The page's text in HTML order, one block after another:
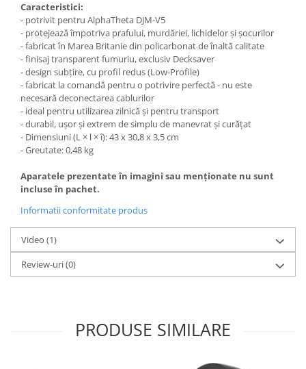
Caracteristici:
- potrivit pentru AlphaTheta DJM-V5
- protejează împotriva prafului, murdăriei, lichidelor și șocurilor
- fabricat în Marea Britanie din policarbonat de înaltă calitate
- finisaj transparent fumuriu, exclusiv Decksaver
- design subțire, cu profil redus (Low-Profile)
- fabricat la comandă pentru o potrivire perfectă - nu este
necesară deconectarea cablurilor
- ideal pentru utilizarea zilnică și pentru transport
- durabil, ușor și extrem de simplu de manevrat și curățat
- Dimensiuni (L × l × î): 43 x 30,8 x 3,5 cm
- Greutate: 0,48 kg
Aparatele prezentate în imagini sau menționate nu sunt
incluse în pachet.
Informatii conformitate produs
Video (1)
Review-uri(0)
PRODUSE SIMILARE